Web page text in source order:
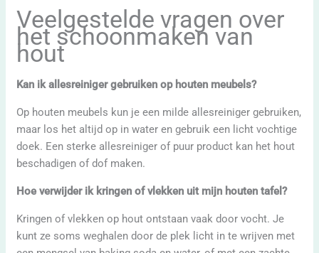
Veelgestelde vragen over
het schoonmaken van
hout
Kan ik allesreiniger gebruiken op houten meubels?
Op houten meubels kun je een milde allesreiniger gebruiken,
maar los het altijd op in water en gebruik een licht vochtige
doek. Een sterke allesreiniger of puur product kan het hout
beschadigen of dof maken.
Hoe verwijder ik kringen of vlekken uit mijn houten tafel?
Kringen of vlekken op hout ontstaan vaak door vocht. Je
kunt ze soms weghalen door de plek licht in te wrijven met